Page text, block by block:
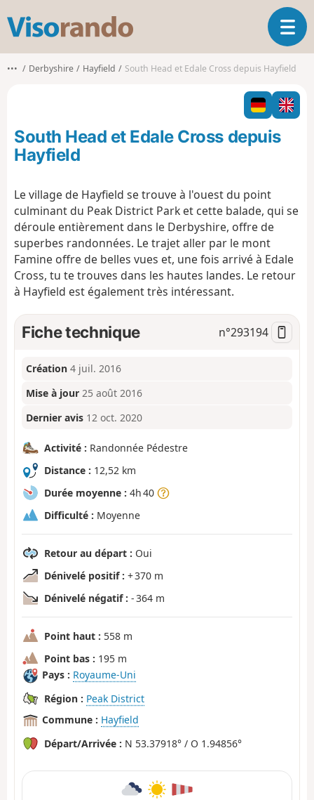
s
o
o
O
u
v
i
r
l
g
i
n
••• Derbyshire Hayfield South Head et Edale Cross depuis Hayfield
South Head et Edale Cross depuis
Hayfield
Le village de Hayfield se trouve à l'ouest du point
culminant du Peak District Park et cette balade, qui se
déroule entièrement dans le Derbyshire, offre de
superbes randonnées. Le trajet aller par le mont
Famine offre de belles vues et, une fois arrivé à Edale
Cross, tu te trouves dans les hautes landes. Le retour
à Hayfield est également très intéressant.
Fiche technique n°293194
Création 4 juil. 2016
Mise à jour 25 août 2016
Dernier avis 12 oct. 2020
Activité : Randonnée Pédestre
Distance : 12,52 km
Durée moyenne : 4h 40
Difficulté : Moyenne
Retour au départ : Oui
Dénivelé positif : + 370 m
Dénivelé négatif : - 364 m
Point haut : 558 m
Point bas : 195 m
Pays : Royaume-Uni
Région : Peak District
Commune : Hayfield
Départ/Arrivée : N 53.37918° / O 1.94856°